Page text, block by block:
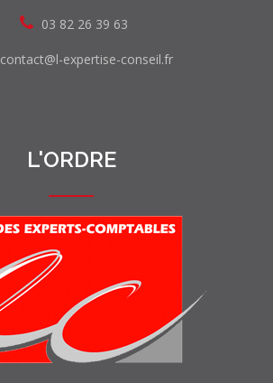
03 82 26 39 63
contact@l-expertise-conseil.fr
L'ORDRE